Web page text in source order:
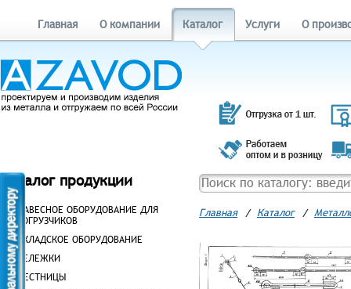
Главная О компании Каталог Услуги О
Каталог продукции
НАВЕСНОЕ ОБОРУДОВАНИЕ ДЛЯ
ПОГРУЗЧИКОВ
СКЛАДСКОЕ ОБОРУДОВАНИЕ
ТЕЛЕЖКИ
ЛЕСТНИЦЫ
Главная / Каталог /